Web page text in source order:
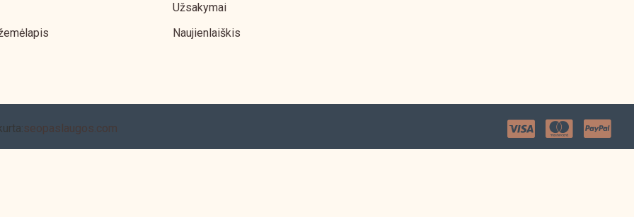
Užsakymai
Naujienlaiškis
seopaslaugos.com